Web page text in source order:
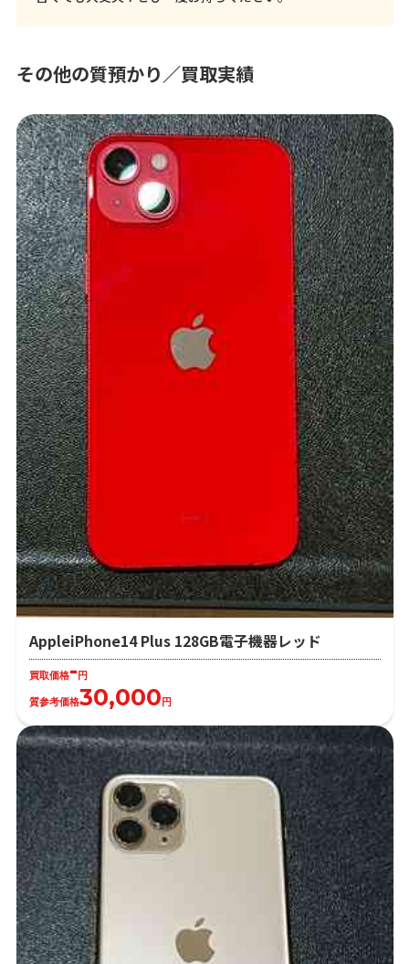
その他の質預かり／買取実績
AppleiPhone14 Plus 128GB電子機器レッド
買取価格-円
質参考価格30,000円